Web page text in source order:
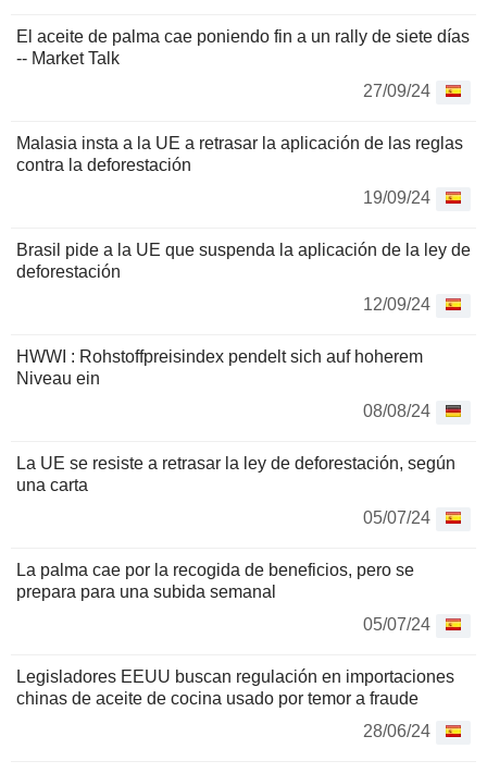
El aceite de palma cae poniendo fin a un rally de siete días
-- Market Talk
27/09/24
Malasia insta a la UE a retrasar la aplicación de las reglas
contra la deforestación
19/09/24
Brasil pide a la UE que suspenda la aplicación de la ley de
deforestación
12/09/24
HWWI : Rohstoffpreisindex pendelt sich auf hoherem
Niveau ein
08/08/24
La UE se resiste a retrasar la ley de deforestación, según
una carta
05/07/24
La palma cae por la recogida de beneficios, pero se
prepara para una subida semanal
05/07/24
Legisladores EEUU buscan regulación en importaciones
chinas de aceite de cocina usado por temor a fraude
28/06/24